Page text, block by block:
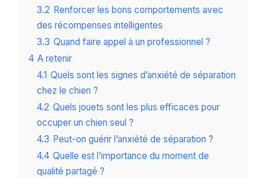
3.2 Renforcer les bons comportements avec
des récompenses intelligentes
3.3 Quand faire appel à un professionnel ?
4 A retenir
4.1 Quels sont les signes d’anxiété de séparation
chez le chien ?
4.2 Quels jouets sont les plus efficaces pour
occuper un chien seul ?
4.3 Peut-on guérir l’anxiété de séparation ?
4.4 Quelle est l’importance du moment de
qualité partagé ?